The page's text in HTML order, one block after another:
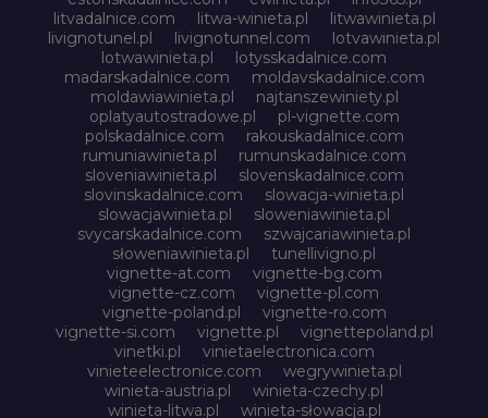
litvadalnice.com
litwa-winieta.pl
litwawinieta.pl
livignotunel.pl
livignotunnel.com
lotvawinieta.pl
lotwawinieta.pl
lotysskadalnice.com
madarskadalnice.com
moldavskadalnice.com
moldawiawinieta.pl
najtanszewiniety.pl
oplatyautostradowe.pl
pl-vignette.com
polskadalnice.com
rakouskadalnice.com
rumuniawinieta.pl
rumunskadalnice.com
sloveniawinieta.pl
slovenskadalnice.com
slovinskadalnice.com
slowacja-winieta.pl
slowacjawinieta.pl
sloweniawinieta.pl
svycarskadalnice.com
szwajcariawinieta.pl
słoweniawinieta.pl
tunellivigno.pl
vignette-at.com
vignette-bg.com
vignette-cz.com
vignette-pl.com
vignette-poland.pl
vignette-ro.com
vignette-si.com
vignette.pl
vignettepoland.pl
vinetki.pl
vinietaelectronica.com
vinieteelectronice.com
wegrywinieta.pl
winieta-austria.pl
winieta-czechy.pl
winieta-litwa.pl
winieta-słowacja.pl